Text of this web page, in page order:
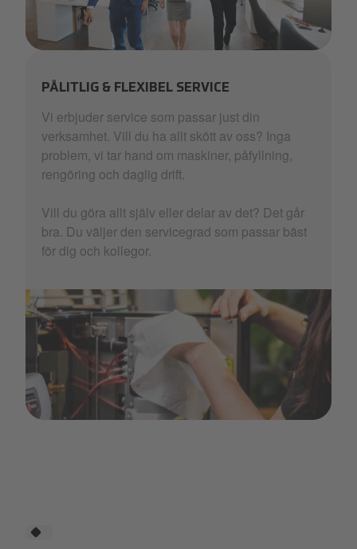
PÅLITLIG & FLEXIBEL SERVICE
Vi erbjuder service som passar just din
verksamhet. Vill du ha allt skött av oss? Inga
problem, vi tar hand om maskiner, påfyllning,
rengöring och daglig drift.
Vill du göra allt själv eller delar av det? Det går
bra. Du väljer den servicegrad som passar bäst
för dig och kollegor.